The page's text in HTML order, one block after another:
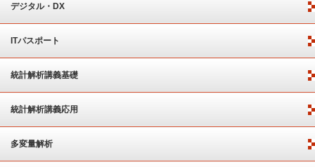
デジタル・DX
ITパスポート
統計解析講義基礎
統計解析講義応用
多変量解析